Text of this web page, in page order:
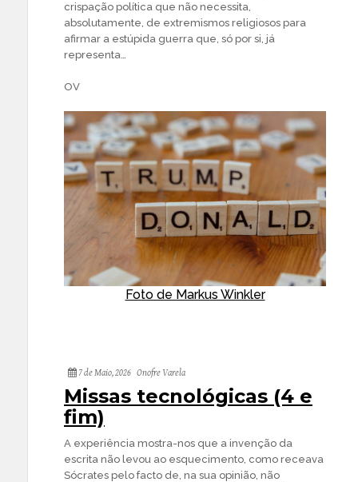
crispação política que não necessita,
absolutamente, de extremismos religiosos para
afirmar a estúpida guerra que, só por si, já
representa…
OV
Foto de Markus Winkler
7 de Maio, 2026 Onofre Varela
Missas tecnológicas (4 e
fim)
A experiência mostra-nos que a invenção da
escrita não levou ao esquecimento, como receava
Sócrates pelo facto de, na sua opinião, não